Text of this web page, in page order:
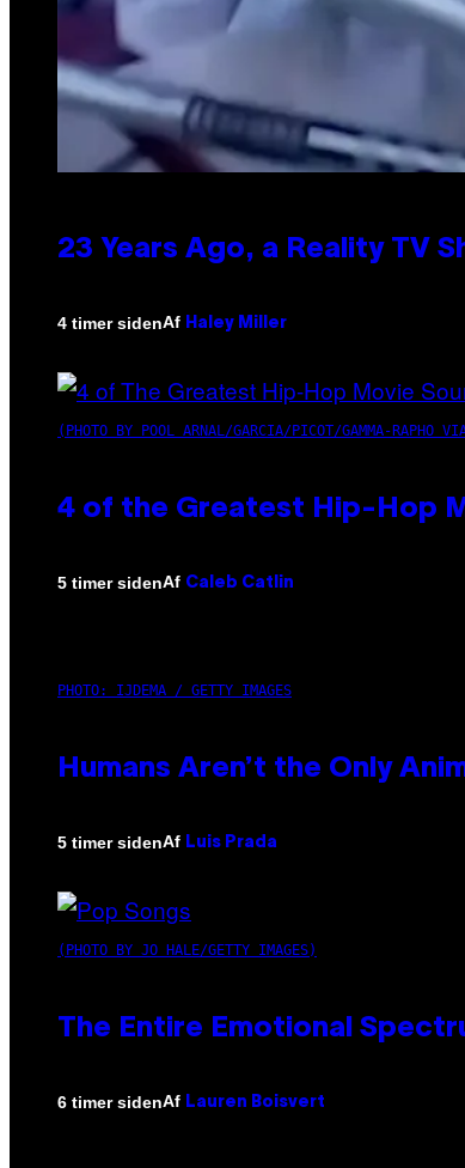
23 Years Ago, a Reality TV
4 timer sidenAf Haley Miller
(PHOTO BY POOL ARNAL/GARCIA/PICOT/GAMMA-RAPHO
4 of the Greatest Hip-Hop
5 timer sidenAf Caleb Catlin
PHOTO: IJDEMA / GETTY IMAGES
Humans Aren’t the Only
5 timer sidenAf Luis Prada
(PHOTO BY JO HALE/GETTY IMAGES)
The Entire Emotional
6 timer sidenAf Lauren Boisvert